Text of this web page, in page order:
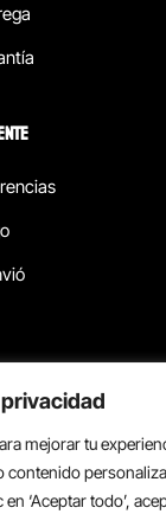
mejorar tu
contenido
‘Aceptar todo’,
Reisix. Todos los